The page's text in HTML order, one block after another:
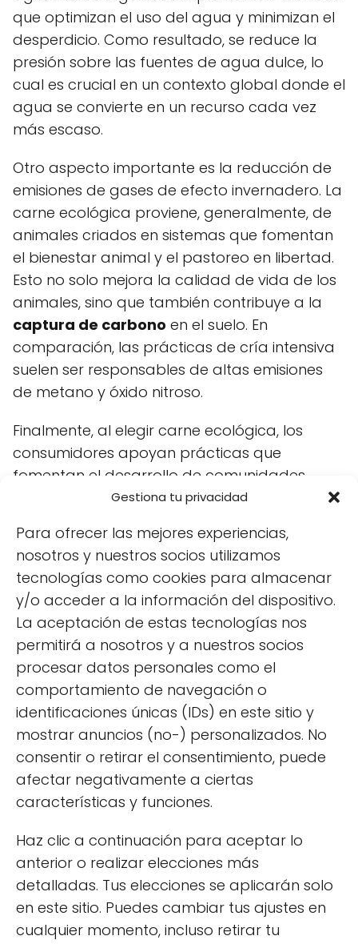
Gestiona tu privacidad
Para ofrecer las mejores experiencias,
nosotros y nuestros socios utilizamos
tecnologías como cookies para almacenar
y/o acceder a la información del dispositivo.
La aceptación de estas tecnologías nos
permitirá a nosotros y a nuestros socios
procesar datos personales como el
comportamiento de navegación o
identificaciones únicas (IDs) en este sitio y
mostrar anuncios (no-) personalizados. No
consentir o retirar el consentimiento, puede
afectar negativamente a ciertas
características y funciones.
Haz clic a continuación para aceptar lo
anterior o realizar elecciones más
detalladas. Tus elecciones se aplicarán solo
en este sitio. Puedes cambiar tus ajustes en
cualquier momento, incluso retirar tu
que optimizan el uso del agua y minimizan el
desperdicio. Como resultado, se reduce la
presión sobre las fuentes de agua dulce, lo
cual es crucial en un contexto global donde el
agua se convierte en un recurso cada vez
más escaso.
Otro aspecto importante es la reducción de
emisiones de gases de efecto invernadero. La
carne ecológica proviene, generalmente, de
animales criados en sistemas que fomentan
el bienestar animal y el pastoreo en libertad.
Esto no solo mejora la calidad de vida de los
animales, sino que también contribuye a la
captura de carbono en el suelo. En
comparación, las prácticas de cría intensiva
suelen ser responsables de altas emisiones
de metano y óxido nitroso.
Finalmente, al elegir carne ecológica, los
consumidores apoyan prácticas que
fomentan el desarrollo de comunidades
locales y la economía sostenible. Al comprar
sistema alimentario que valora la producción
responsable y la protección del medio
ambiente. Esto no solo beneficia al planeta,
sino que también asegura un futuro más
saludable para las próximas generaciones.
Diferencias entre carne
convencional y carne
ecológica